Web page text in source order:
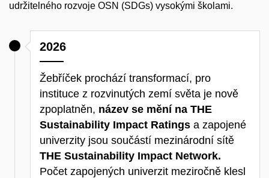
udržitelného rozvoje OSN (SDGs) vysokými školami.
2026
Žebříček prochází transformací, pro
instituce z rozvinutých zemí světa je nově
zpoplatněn, název se mění na THE
Sustainability Impact Ratings a zapojené
univerzity jsou součástí mezinárodní sítě
THE Sustainability Impact Network.
Počet zapojených univerzit meziročně klesl